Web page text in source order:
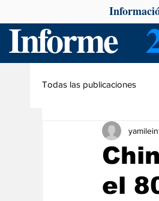
Informe
Todas las publicaciones
el